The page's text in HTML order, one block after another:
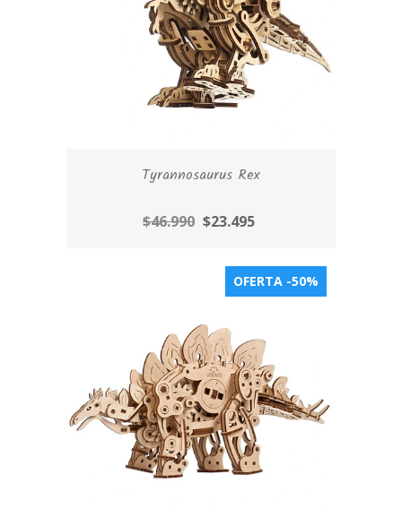
Tyrannosaurus Rex
$46.990 $23.495
OFERTA -50%